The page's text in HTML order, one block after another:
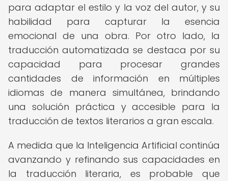
para adaptar el estilo y la voz del autor, y su
habilidad para capturar la esencia
emocional de una obra. Por otro lado, la
traducción automatizada se destaca por su
capacidad para procesar grandes
cantidades de información en múltiples
idiomas de manera simultánea, brindando
una solución práctica y accesible para la
traducción de textos literarios a gran escala.
A medida que la Inteligencia Artificial continúa
avanzando y refinando sus capacidades en
la traducción literaria, es probable que